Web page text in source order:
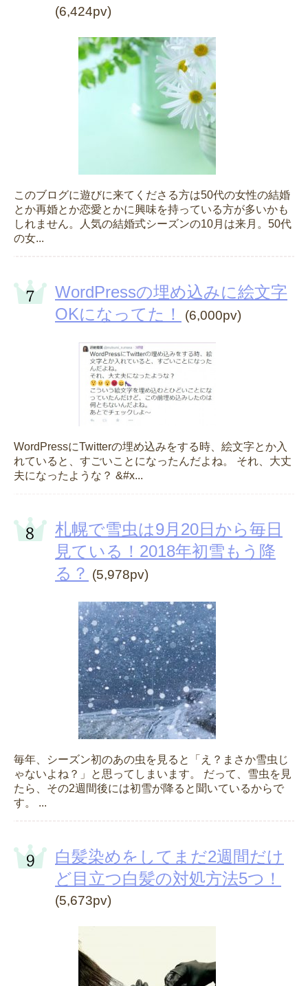
(6,424pv)
このブログに遊びに来てくださる方は50代の女性の結婚
とか再婚とか恋愛とかに興味を持っている方が多いかも
しれません。人気の結婚式シーズンの10月は来月。50代
の女...
WordPressの埋め込みに絵文字
OKになってた！
(6,000pv)
WordPressにTwitterの埋め込みをする時、絵文字とか入
れていると、すごいことになったんだよね。 それ、大丈
夫になったような？ &#x...
札幌で雪虫は9月20日から毎日
見ている！2018年初雪もう降
る？ (5,978pv)
毎年、シーズン初のあの虫を見ると「え？まさか雪虫じ
ゃないよね？」と思ってしまいます。 だって、雪虫を見
たら、その2週間後には初雪が降ると聞いているからで
す。 ...
白髪染めをしてまだ2週間だけ
ど目立つ白髪の対処方法5つ！
(5,673pv)